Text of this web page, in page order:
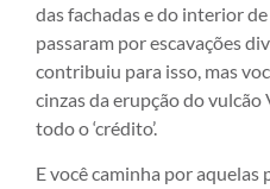
das fachadas e do interior
passaram por escavações
contribuiu para isso, mas
cinzas da erupção do vulcão
todo o ‘crédito’.
E você caminha por